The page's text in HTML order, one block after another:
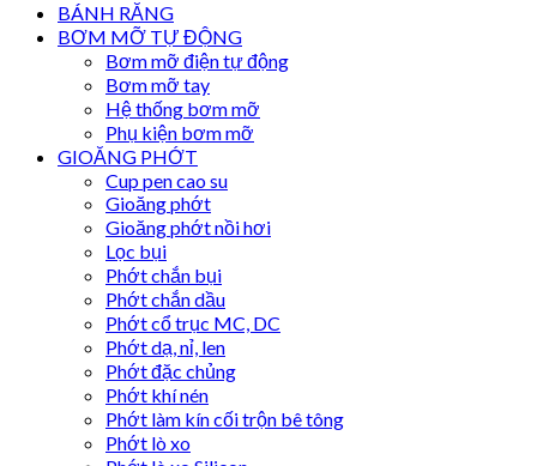
BÁNH RĂNG
BƠM MỠ TỰ ĐỘNG
Bơm mỡ điện tự động
Bơm mỡ tay
Hệ thống bơm mỡ
Phụ kiện bơm mỡ
GIOĂNG PHỚT
Cup pen cao su
Gioăng phớt
Gioăng phớt nồi hơi
Lọc bụi
Phớt chắn bụi
Phớt chắn dầu
Phớt cổ trục MC, DC
Phớt dạ, nỉ, len
Phớt đặc chủng
Phớt khí nén
Phớt làm kín cối trộn bê tông
Phớt lò xo